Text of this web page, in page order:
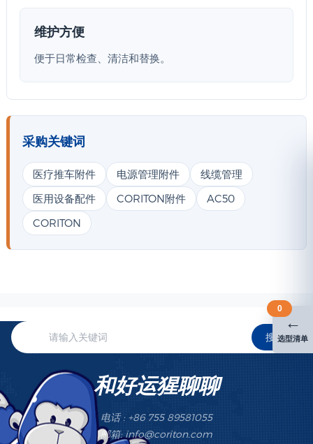
维护方便
便于日常检查、清洁和替换。
采购关键词
医疗推车附件 电源管理附件
线缆管理
医用设备配件
CORITON附件
AC50
CORITON
搜索
和好运猩聊聊
电话 : +86 755 89581055
邮箱: info@coriton.com
←
选型清单
0